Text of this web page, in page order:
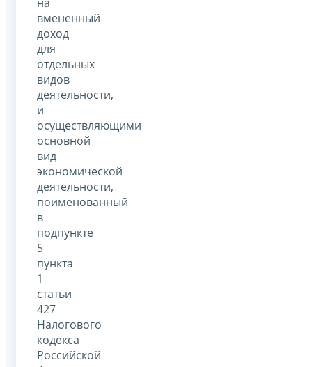
вмененный
доход
для
отдельных
видов
деятельности,
и
осуществляющими
основной
вид
экономической
деятельности,
поименованный
в
подпункте
5
пункта
1
статьи
427
Налогового
кодекса
Российской